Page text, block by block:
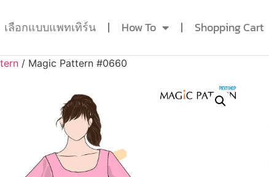
เลือกแบบแพทเทิร์น How To Shopping Cart
/ Magic Pattern #0660